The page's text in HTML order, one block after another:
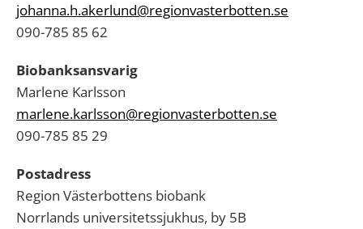
johanna.h.akerlund@regionvasterbotten.se
090-785 85 62
Biobanksansvarig
Marlene Karlsson
marlene.karlsson@regionvasterbotten.se
090-785 85 29
Postadress
Region Västerbottens biobank
Norrlands universitetssjukhus, by 5B